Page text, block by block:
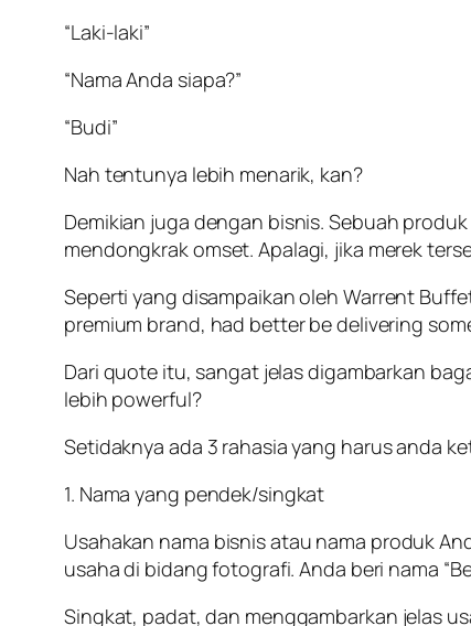
“Laki-laki”
“Nama Anda siapa?”
“Budi”
Nah tentunya lebih menarik, kan?
Demikian juga dengan bisnis. Sebuah
mendongkrak omset. Apalagi, jika merek
Seperti yang disampaikan oleh Warrent
premium brand, had better be delivering
Dari quote itu, sangat jelas digambarkan
lebih powerful?
Setidaknya ada 3 rahasia yang harus anda
1. Nama yang pendek/singkat
Usahakan nama bisnis atau nama produk
usaha di bidang fotografi. Anda beri nama
Singkat, padat, dan menggambarkan jelas